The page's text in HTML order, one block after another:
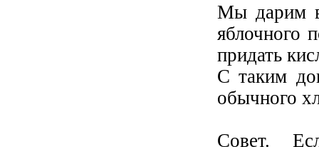
Мы дарим
яблочного
придать
С таким
обычного
Совет.